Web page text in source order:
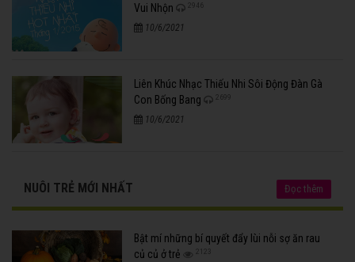
Vui Nhộn
2946
10/6/2021
Liên Khúc Nhạc Thiếu Nhi Sôi Động Đàn Gà
Con Bống Bang
2699
10/6/2021
NUÔI TRẺ MỚI NHẤT Đọc thêm
Bật mí những bí quyết đẩy lùi nỗi sợ ăn rau
củ củ ở trẻ
2123